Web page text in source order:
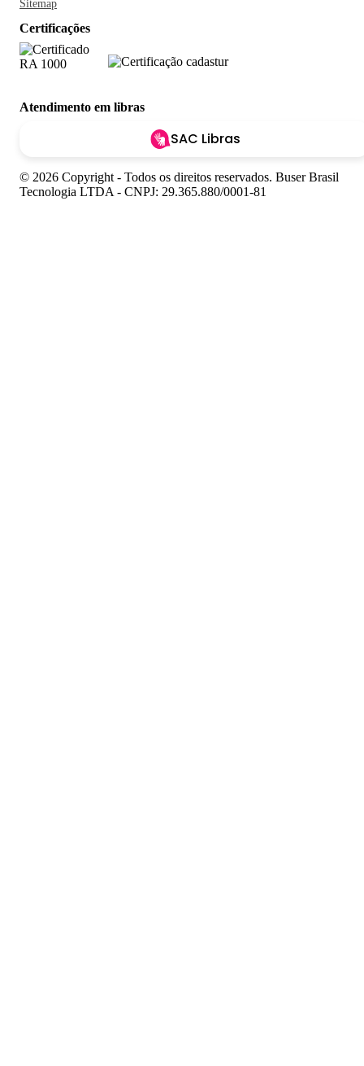
Sitemap
Certificações
Atendimento em libras
SAC Libras
© 2026 Copyright - Todos os direitos reservados. Buser Brasil
Tecnologia LTDA - CNPJ: 29.365.880/0001-81